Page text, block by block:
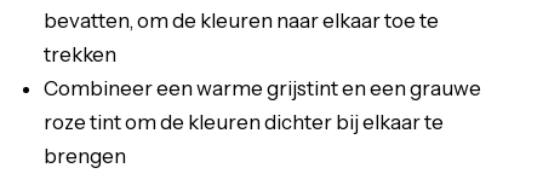
bevatten, om de kleuren naar elkaar toe te
trekken
Combineer een warme grijstint en een grauwe
roze tint om de kleuren dichter bij elkaar te
brengen